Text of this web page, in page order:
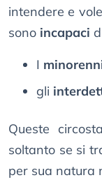
intendere e
sono incapaci
I
gli
Queste
soltanto se si
per sua natura